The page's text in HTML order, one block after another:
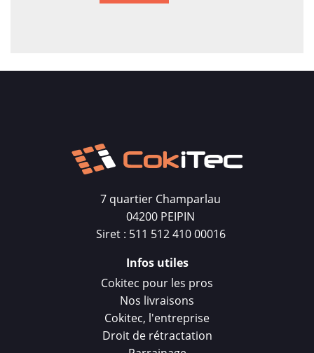
7 quartier Champarlau
04200 PEIPIN
Siret : 511 512 410 00016
Infos utiles
Cokitec pour les pros
Nos livraisons
Cokitec, l'entreprise
Droit de rétractation